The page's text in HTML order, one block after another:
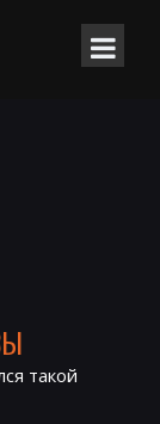
такой